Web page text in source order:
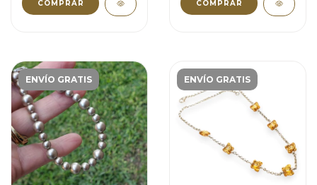
COMPRAR COMPRAR
ENVÍO GRATIS ENVÍO GRATIS